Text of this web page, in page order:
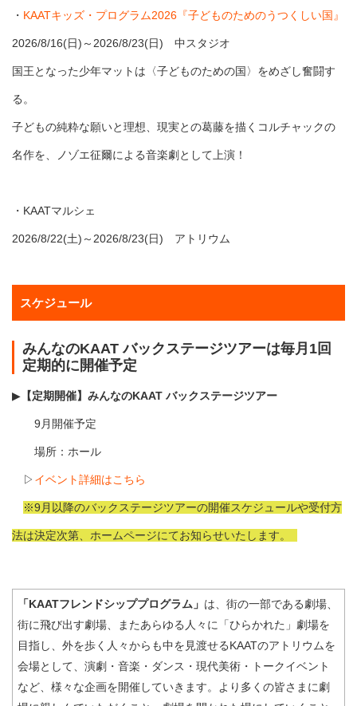
・ KAATキッズ・プログラム2026『子どものためのうつくしい国』
2026/8/16(日)～2026/8/23(日) 中スタジオ
国王となった少年マットは〈子どものための国〉をめざし奮闘す
る。
子どもの純粋な願いと理想、現実との葛藤を描くコルチャックの
名作を、ノゾエ征爾による音楽劇として上演！
・KAATマルシェ
2026/8/22(土)～2026/8/23(日) アトリウム
スケジュール
みんなのKAAT バックステージツアーは毎月1回
定期的に開催予定
▶ 【定期開催】みんなのKAAT バックステージツアー
9月開催予定
場所：ホール
▷ イベント詳細はこちら
※9月以降のバックステージツアーの開催スケジュールや受付方
法は決定次第、ホームページにてお知らせいたします。
「KAATフレンドシッププログラム」 は、街の一部である劇場、
街に飛び出す劇場、またあらゆる人々に「ひらかれた」劇場を
目指し、外を歩く人々からも中を見渡せるKAATのアトリウムを
会場として、演劇・音楽・ダンス・現代美術・トークイベント
など、様々な企画を開催していきます。より多くの皆さまに劇